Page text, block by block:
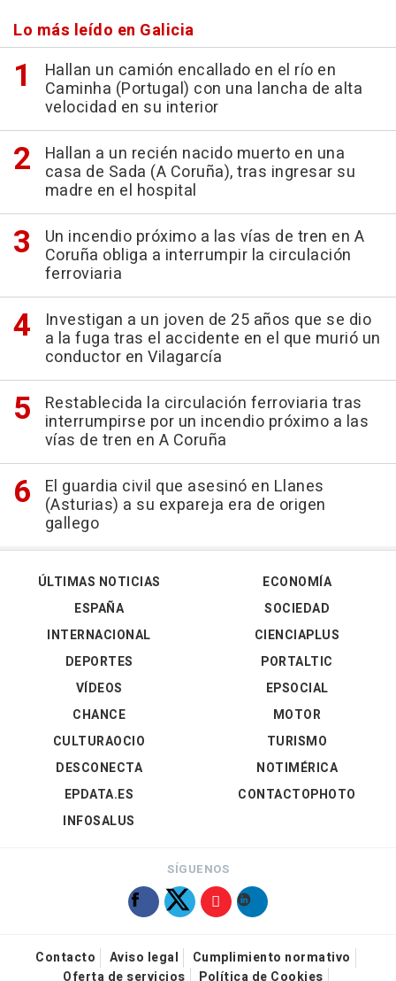
Lo más leído en Galicia
Hallan un camión encallado en el río en
Caminha (Portugal) con una lancha de alta
velocidad en su interior
Hallan a un recién nacido muerto en una
casa de Sada (A Coruña), tras ingresar su
madre en el hospital
Un incendio próximo a las vías de tren en A
Coruña obliga a interrumpir la circulación
ferroviaria
Investigan a un joven de 25 años que se dio
a la fuga tras el accidente en el que murió un
conductor en Vilagarcía
Restablecida la circulación ferroviaria tras
interrumpirse por un incendio próximo a las
vías de tren en A Coruña
El guardia civil que asesinó en Llanes
(Asturias) a su expareja era de origen
gallego
ÚLTIMAS NOTICIAS
ESPAÑA
INTERNACIONAL
DEPORTES
VÍDEOS
ECONOMÍA
SOCIEDAD
CIENCIAPLUS
PORTALTIC
EPSOCIAL
CHANCE
CULTURAOCIO
DESCONECTA
EPDATA.ES
INFOSALUS
MOTOR
TURISMO
NOTIMÉRICA
CONTACTOPHOTO
SÍGUENOS
Contacto Aviso legal
Cumplimiento normativo